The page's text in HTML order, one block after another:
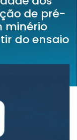
de pré-
minério
do ensaio